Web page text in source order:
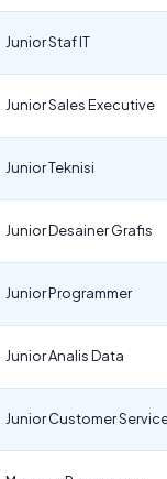
Junior Staf IT
Junior Sales Executive
Junior Teknisi
Junior Desainer Grafis
Junior Programmer
Junior Analis Data
Junior Customer